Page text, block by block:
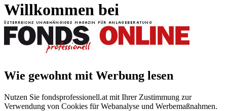
Willkommen bei
Wie gewohnt mit Werbung lesen
Nutzen Sie fondsprofessionell.at mit Ihrer Zustimmung zur
Verwendung von Cookies für Webanalyse und Werbemaßnahmen.